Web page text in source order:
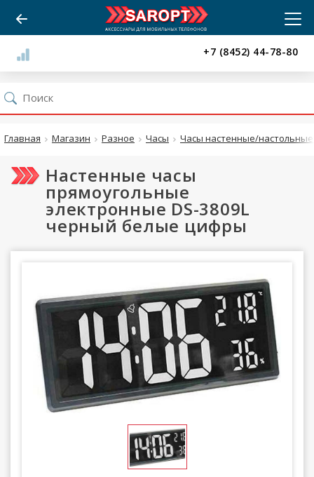
+7 (8452) 44-78-80
Главная Магазин Разное Часы Часы настенные/
Настенные часы
прямоугольные
электронные DS-3809L
черный белые цифры